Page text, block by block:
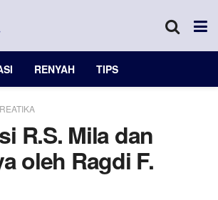
RENYAH TIPS
R.S. Mila dan
oleh Ragdi F.